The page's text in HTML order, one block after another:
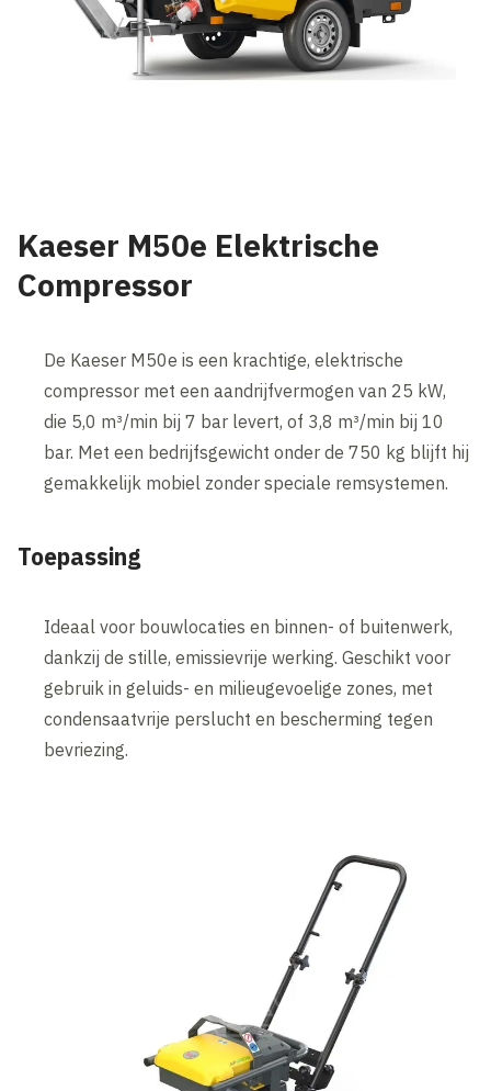
Kaeser M50e Elektrische
Compressor
De Kaeser M50e is een krachtige, elektrische
compressor met een aandrijfvermogen van 25 kW,
die 5,0 m³/min bij 7 bar levert, of 3,8 m³/min bij 10
bar. Met een bedrijfsgewicht onder de 750 kg blijft hij
gemakkelijk mobiel zonder speciale remsystemen.
Toepassing
Ideaal voor bouwlocaties en binnen- of buitenwerk,
dankzij de stille, emissievrije werking. Geschikt voor
gebruik in geluids- en milieugevoelige zones, met
condensaatvrije perslucht en bescherming tegen
bevriezing.